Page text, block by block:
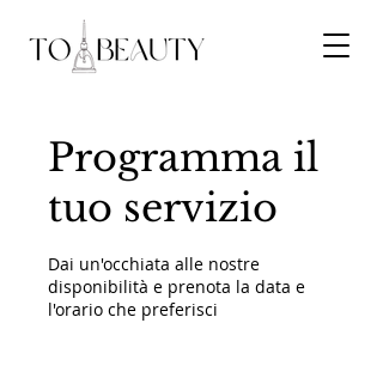
Programma il
tuo servizio
Dai un'occhiata alle nostre
disponibilità e prenota la data e
l'orario che preferisci